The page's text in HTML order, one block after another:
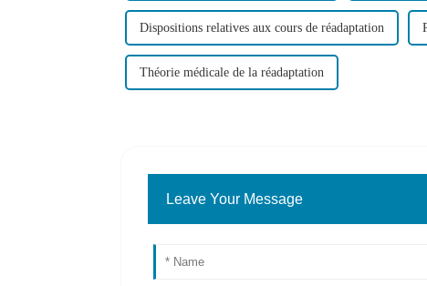
Dispositions relatives aux cours de réadaptation
Théorie médicale de la réadaptation
Leave Your Message